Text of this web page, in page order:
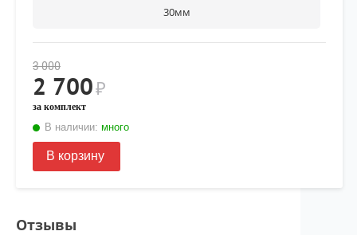
30мм
3 000
2 700₽
за комплект
В наличии: много
В корзину
Отзывы